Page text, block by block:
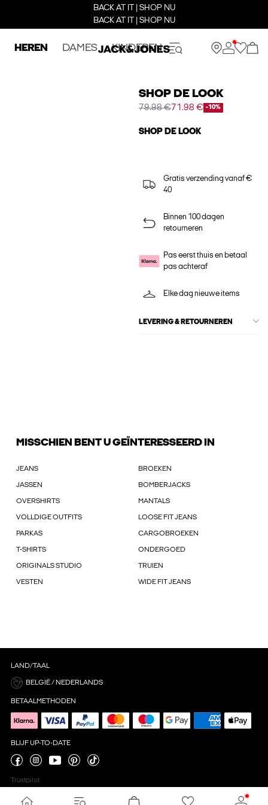
BACK AT IT | SHOP NU
BACK AT IT | SHOP NU
HEREN DAMES KINDEREN
SHOP DE LOOK
79.98 €71.98 € -10%
SHOP DE LOOK
Gratis verzending vanaf €
40
Binnen 100 dagen
retourneren
Pas eerst thuis en betaal
pas achteraf
Elke dag nieuwe items
LEVERING & RETOURNEREN
MISSCHIEN BENT U GEÏNTERESSEERD IN
JEANS BROEKEN
JASSEN BOMBERJACKS
OVERSHIRTS MANTALS
VOLLDIGE OUTFITS LOOSE FIT JEANS
PARKAS CARGOBROEKEN
T-SHIRTS ONDERGOED
ORIGINALS STUDIO TRUIEN
VESTEN WIDE FIT JEANS
LAND/TAAL
BELGIË / NEDERLANDS
BETAALMETHODEN
BLIJF UP-TO-DATE
Trustpilot